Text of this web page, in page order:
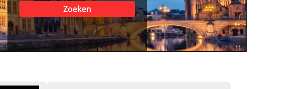
Zoeken